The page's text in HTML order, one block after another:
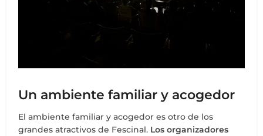
Un ambiente familiar y acogedor
El ambiente familiar y acogedor es otro de los
grandes atractivos de Fescinal. Los organizadores